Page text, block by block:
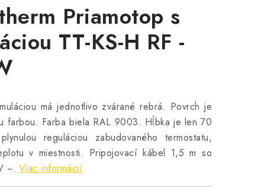
Priamotop s
TT-KS-H RF -
má jednotlivo zvárané rebrá. Povrch je
farbou. Farba biela RAL 9003. Hĺbka je len 70
reguláciou zabudovaného termostatu,
v miestnosti. Pripojovací kábel 1,5 m so
~. Viac informácií